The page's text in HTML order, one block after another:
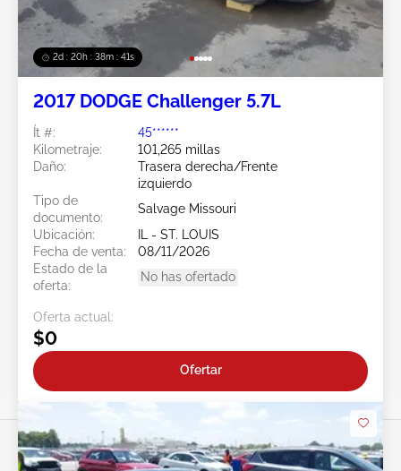
2d : 20h : 38m : 38s
2017 DODGE Challenger 5.7L
Ít #:
45******
Kilometraje:
101,265 millas
Daño:
Trasera derecha/Frente
izquierdo
Tipo de
documento:
Salvage Missouri
Ubicación:
IL - ST. LOUIS
Fecha de venta:
08/11/2026
Estado de la
oferta:
No has ofertado
Oferta actual:
$0
Ofertar